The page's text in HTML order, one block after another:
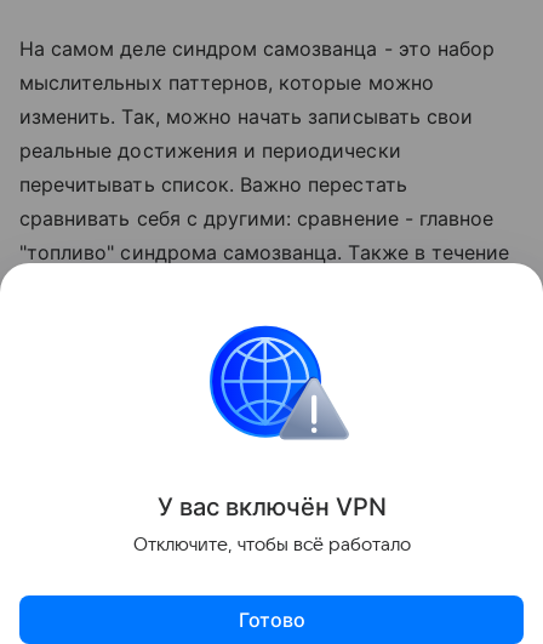
На самом деле синдром самозванца - это набор
мыслительных паттернов, которые можно
изменить. Так, можно начать записывать свои
реальные достижения и периодически
перечитывать список. Важно перестать
сравнивать себя с другими: сравнение - главное
"топливо" синдрома самозванца. Также в течение
обратную связь. Как отмечает психолог,
принимать похвалу без обесценивания - это навык,
который можно развивать так же, как и другие
Поделиться
У вас включён VPN
Отключите, чтобы всё работало
Готово